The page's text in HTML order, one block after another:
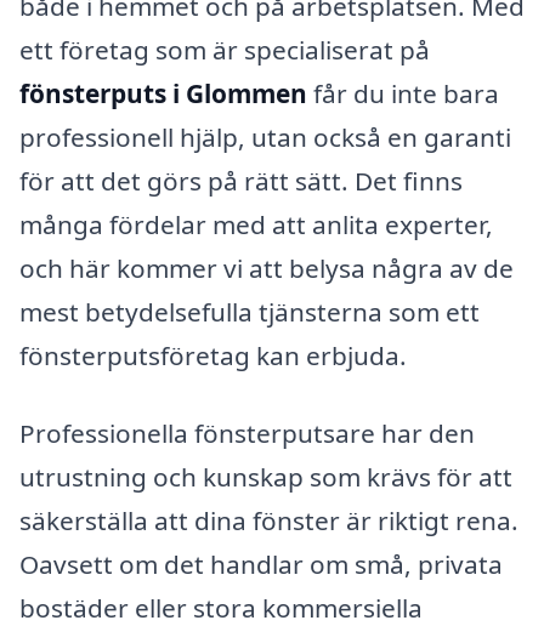
ett företag som är specialiserat på
fönsterputs i Glommen får du inte bara
professionell hjälp, utan också en garanti
för att det görs på rätt sätt. Det finns
många fördelar med att anlita experter,
och här kommer vi att belysa några av de
mest betydelsefulla tjänsterna som ett
fönsterputsföretag kan erbjuda.
Professionella fönsterputsare har den
utrustning och kunskap som krävs för att
säkerställa att dina fönster är riktigt rena.
Oavsett om det handlar om små, privata
bostäder eller stora kommersiella